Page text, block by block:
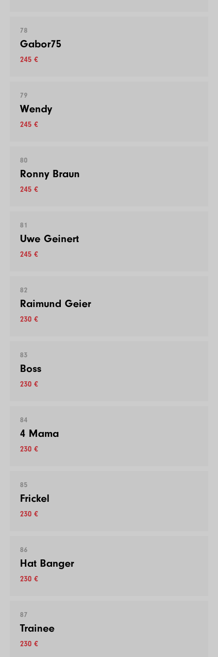
78
Gabor75
245 €
79
Wendy
245 €
80
Ronny Braun
245 €
81
Uwe Geinert
245 €
82
Raimund Geier
230 €
83
Boss
230 €
84
4 Mama
230 €
85
Frickel
230 €
86
Hat Banger
230 €
87
Trainee
230 €